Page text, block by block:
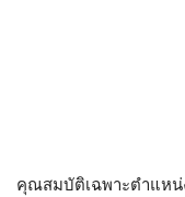
คุณสมบัติเฉพาะตำแหน่